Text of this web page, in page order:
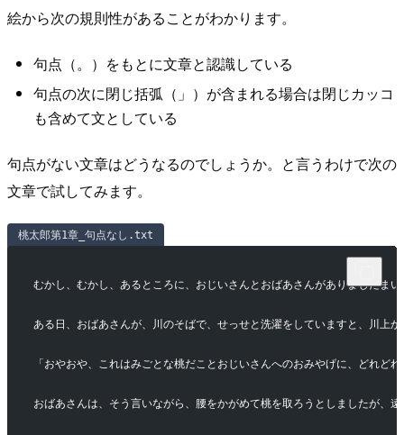
絵から次の規則性があることがわかります。
句点（。）をもとに文章と認識している
句点の次に閉じ括弧（」）が含まれる場合は閉じカッコ
も含めて文としている
句点がない文章はどうなるのでしょうか。と言うわけで次の
文章で試してみます。
桃太郎第1章_句点なし.txt
むかし、むかし、あるところに、おじいさんとおばあさんがありましたま
ある日、おばあさんが、川のそばで、せっせと洗濯をしていますと、川上
「おやおや、これはみごとな桃だことおじいさんへのおみやげに、どれど
おばあさんは、そう言いながら、腰をかがめて桃を取ろうとしましたが、